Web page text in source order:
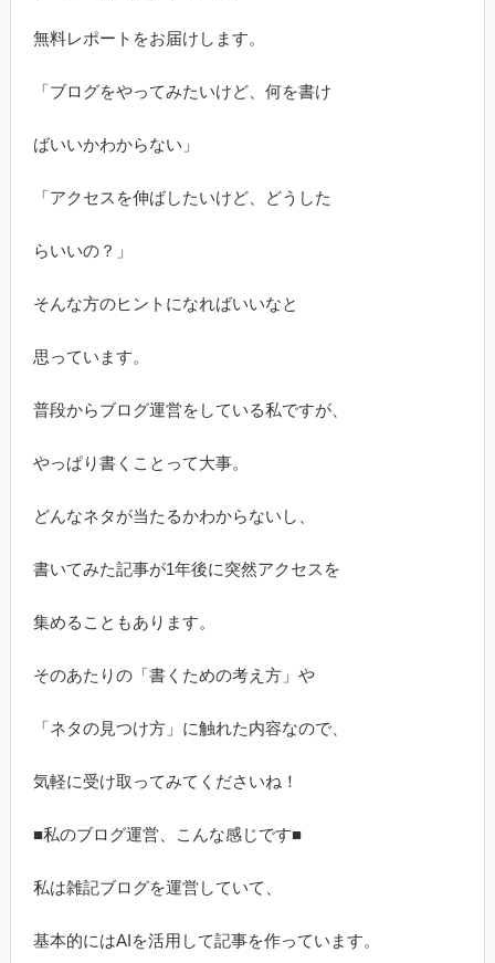
無料レポートをお届けします。
「ブログをやってみたいけど、何を書け
ばいいかわからない」
「アクセスを伸ばしたいけど、どうした
らいいの？」
そんな方のヒントになればいいなと
思っています。
普段からブログ運営をしている私ですが、
やっぱり書くことって大事。
どんなネタが当たるかわからないし、
書いてみた記事が1年後に突然アクセスを
集めることもあります。
そのあたりの「書くための考え方」や
「ネタの見つけ方」に触れた内容なので、
気軽に受け取ってみてくださいね！
■私のブログ運営、こんな感じです■
私は雑記ブログを運営していて、
基本的にはAIを活用して記事を作っています。